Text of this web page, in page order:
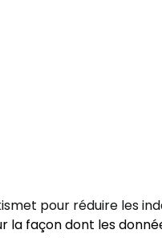
pour réduire les
la façon dont les